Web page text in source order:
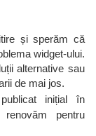
și sperăm că
widget-ului.
alternative sau
de mai jos.
inițial în
pentru